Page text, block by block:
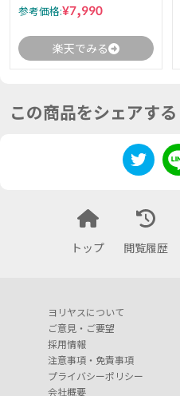
参考価格:¥7,990
楽天でみる
この商品をシェアする
トップ 閲覧履歴
ヨリヤスについて
ご意見・ご要望
採用情報
注意事項・免責事項
プライバシーポリシー
会社概要